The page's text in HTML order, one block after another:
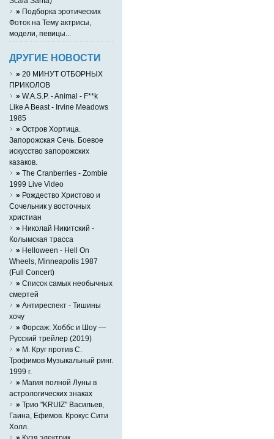
» Подборка эротических
Фоток на Тему актрисы,
модели, певицы...
ДРУГИЕ НОВОСТИ
» 20 МИНУТ ОТБОРНЫХ
ПРИКОЛОВ
» W.A.S.P. - Animal - F**k
Like A Beast - Irvine Meadows
1985
» Остров Хортица.
Запорожская Сечь. Боевое
искусство запорожских
казаков.
» The Cranberries - Zombie
1999 Live Video
» Рождество Христово и
Сочельник у восточных
христиан
» Николай Никитский -
Колымская трасса
» Helloween - Hell On
Wheels, Minneapolis 1987
(Full Concert)
» Список самых необычных
смертей
» Антиреспект - Тишины
хочу
» Форсаж: Хоббс и Шоу —
Русский трейлер (2019)
» М. Круг против С.
Трофимов Музыкальный ринг.
1999 г.
» Магия полной Луны в
астрологических знаках
» Трио "KRUIZ" Васильев,
Гаина, Ефимов. Крокус Сити
Холл.
» Кузя электрик